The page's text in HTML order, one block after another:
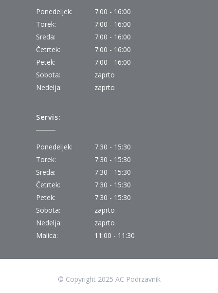
Ponedeljek:
7:00 - 16:00
Torek:
7:00 - 16:00
Sreda:
7:00 - 16:00
Četrtek:
7:00 - 16:00
Petek:
7:00 - 16:00
Sobota:
zaprto
Nedelja:
zaprto
Servis:
Ponedeljek:
7:30 - 15:30
Torek:
7:30 - 15:30
Sreda:
7:30 - 15:30
Četrtek:
7:30 - 15:30
Petek:
7:30 - 15:30
Sobota:
zaprto
Nedelja:
zaprto
Malica:
11:00 - 11:30
© Copyright 2025 AC Podrzavnik